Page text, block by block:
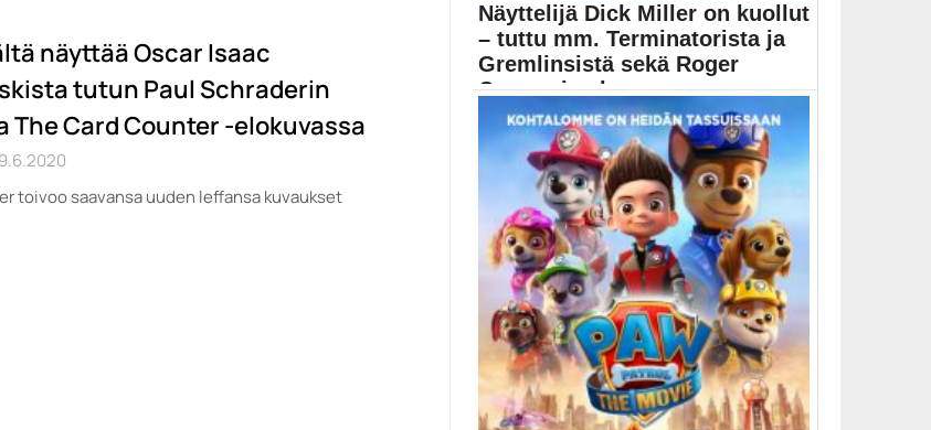
näyttää Oscar Isaac
tutun Paul Schraderin
The Card Counter -elokuvassa
toivoo saavansa uuden leffansa kuvaukset
Näyttelijä Dick Miller on kuollut
– tuttu mm. Terminatorista ja
Gremlinsistä sekä Roger
Cormanin elo...
Roger Cormanin b-luokan elokuvien vakiokasvo Dick
Miller on...
Elokuvauutiset